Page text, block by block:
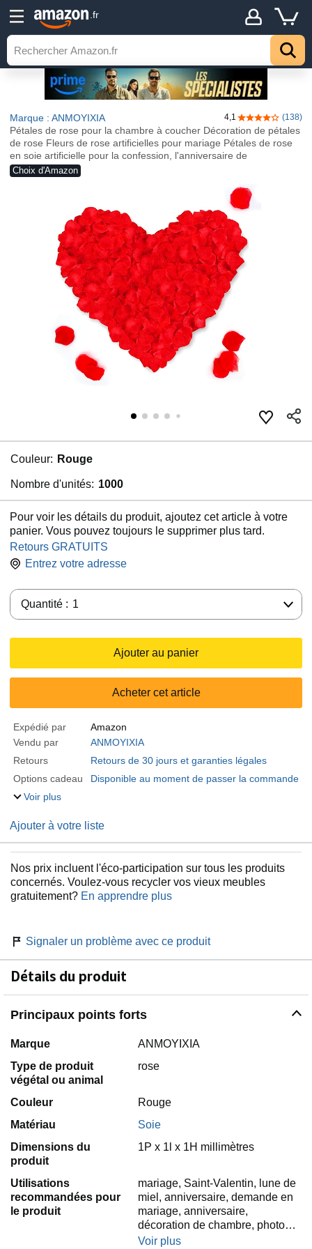
.fr
Marque : ANMOYIXIA 4,1 4,1 sur 5(138)
Pétales de rose pour la chambre à coucher Décoration de pétales
de rose Fleurs de rose artificielles pour mariage Pétales de rose
en soie artificielle pour la confession, l'anniversaire de
Choix d'Amazon
Couleur: Rouge
Nombre d'unités: 1000
Pour voir les détails du produit, ajoutez cet article à votre
panier. Vous pouvez toujours le supprimer plus tard.
Retours GRATUITS
Entrez votre adresse
Quantité : 1
Ajouter au panier
Acheter cet article
Expédié par
Amazon
Vendu par
ANMOYIXIA
Retours
Retours de 30 jours et garanties légales
Options cadeau
Disponible au moment de passer la commande
Voir plus
Ajouter à votre liste
Nos prix incluent l'éco-participation sur tous les produits
concernés. Voulez-vous recycler vos vieux meubles
gratuitement? En apprendre plus
Signaler un problème avec ce produit
Détails du produit
Principaux points forts
Marque
ANMOYIXIA
Type de produit
végétal ou animal
rose
Couleur
Rouge
Matériau
Soie
Dimensions du
produit
1P x 1l x 1H millimètres
Utilisations
recommandées pour
le produit
mariage, Saint-Valentin, lune de
miel, anniversaire, demande en
mariage, anniversaire,
décoration de chambre, photo…
Voir plus